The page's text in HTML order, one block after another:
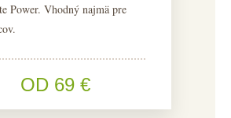
Power. Vhodný najmä pre
OD 69 €